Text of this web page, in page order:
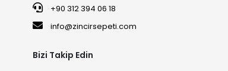
+90 312 394 06 18
info@zincirsepeti.com
Bizi Takip Edin